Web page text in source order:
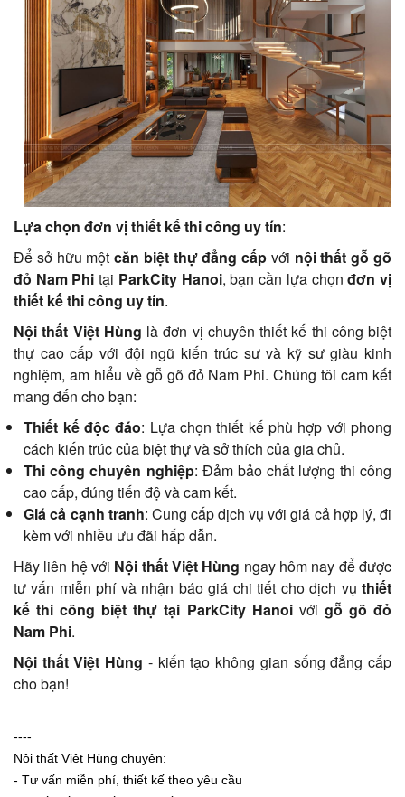
Lựa chọn đơn vị thiết kế thi công uy tín:
Để sở hữu mộtcăn biệt thự đẳng cấp với nội thất gỗ gõ
đỏ Nam Phi tại ParkCity Hanoi, bạn cần lựa chọnđơn vị
thiết kế thi công uy tín.
Nội thất Việt Hùng là đơn vị chuyên thiết kế thi công biệt
thự cao cấp với đội ngũ kiến trúc sư và kỹ sư giàu kinh
nghiệm, am hiểu về gỗ gõ đỏ Nam Phi. Chúng tôi cam kết
mang đến cho bạn:
Thiết kế độc đáo: Lựa chọn thiết kế phù hợp với phong
cách kiến trúc của biệt thự và sở thích của gia chủ.
Thi công chuyên nghiệp: Đảm bảo chất lượng thi công
cao cấp, đúng tiến độ và cam kết.
Giá cả cạnh tranh: Cung cấp dịch vụ với giá cả hợp lý, đi
kèm với nhiều ưu đãi hấp dẫn.
Hãy liên hệ với Nội thất Việt Hùng ngay hôm nay để được
tư vấn miễn phí và nhận báo giá chi tiết cho dịch vụ thiết
kế thi công biệt thự tại ParkCity Hanoivới gỗ gõ đỏ
Nam Phi.
Nội thất Việt Hùng - kiến tạo không gian sống đẳng cấp
cho bạn!
----
Nội thất Việt Hùng chuyên:
- Tư vấn miễn phí, thiết kế theo yêu cầu